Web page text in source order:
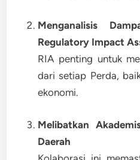
Menganalisis
Regulatory Impact
RIA penting untuk
dari setiap Perda,
ekonomi.
Melibatkan
Daerah